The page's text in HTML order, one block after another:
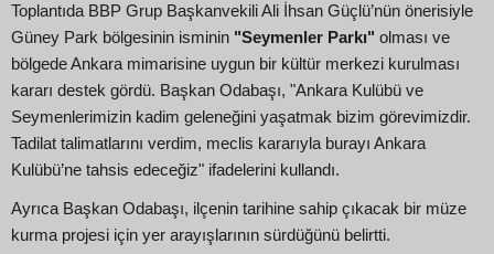
Toplantıda BBP Grup Başkanvekili Ali İhsan Güçlü’nün önerisiyle
Güney Park bölgesinin isminin "Seymenler Parkı" olması ve
bölgede Ankara mimarisine uygun bir kültür merkezi kurulması
kararı destek gördü. Başkan Odabaşı, "Ankara Kulübü ve
Seymenlerimizin kadim geleneğini yaşatmak bizim görevimizdir.
Tadilat talimatlarını verdim, meclis kararıyla burayı Ankara
Kulübü’ne tahsis edeceğiz" ifadelerini kullandı.
Ayrıca Başkan Odabaşı, ilçenin tarihine sahip çıkacak bir müze
kurma projesi için yer arayışlarının sürdüğünü belirtti.